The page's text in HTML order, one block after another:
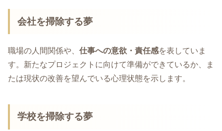
会社を掃除する夢
職場の人間関係や、 仕事への意欲・責任感を表していま
す。新たなプロジェクトに向けて準備ができているか、ま
たは現状の改善を望んでいる心理状態を示します。
学校を掃除する夢